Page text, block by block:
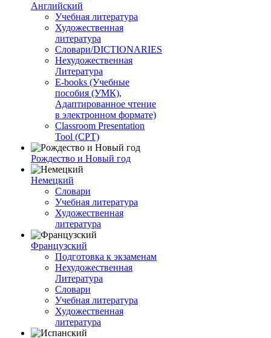
Английский
Учебная литература
Художественная
литература
Словари/DICTIONARIES
Нехудожественная
Литература
E-books (Учебные
пособия (УМК),
Адаптированное чтение
в электронном формате)
Classroom Presentation
Tool (CPT)
Рождество и Новый год
Немецкий
Словари
Учебная литература
Художественная
литература
Французский
Подготовка к экзаменам
Нехудожественная
Литература
Словари
Учебная литература
Художественная
литература